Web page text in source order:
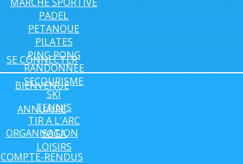
PADEL
PETANQUE
PILATES
PING PONG
RANDONNEE
SECOURISME
SKI
TENNIS
TIR A L'ARC
YOGA
LOISIRS
SE CONNECTER
BIENVENUE
ANNUAIRE
ORGANISATION
COMPTE-RENDUS